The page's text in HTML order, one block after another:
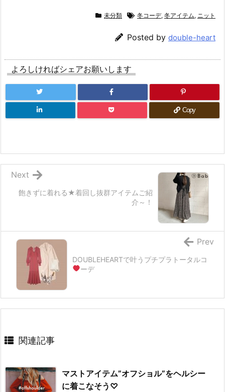
未分類 冬コーデ, 冬アイテム, ニット
Posted by double-heart
よろしければシェアお願いします
Copy
飽きずに着れる★着回し抜群アイテムご紹
介～！
Next
DOUBLEHEARTで叶うプチプラトータルコ
ーデ
Prev
関連記事
マストアイテム”オフショル”をヘルシー
に着こなそう♡